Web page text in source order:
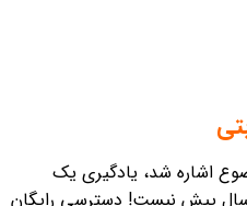
اشاره شد، یادگیری یک
و دانش فنی به سختی ۱۰ سال پیش نیست! دسترسی رایگان